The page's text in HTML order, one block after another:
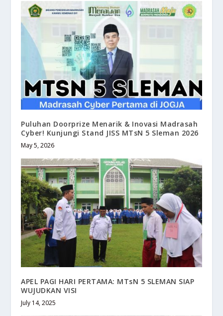
Puluhan Doorprize Menarik & Inovasi Madrasah
Cyber! Kunjungi Stand JISS MTsN 5 Sleman 2026
May 5, 2026
APEL PAGI HARI PERTAMA: MTsN 5 SLEMAN SIAP
WUJUDKAN VISI
July 14, 2025